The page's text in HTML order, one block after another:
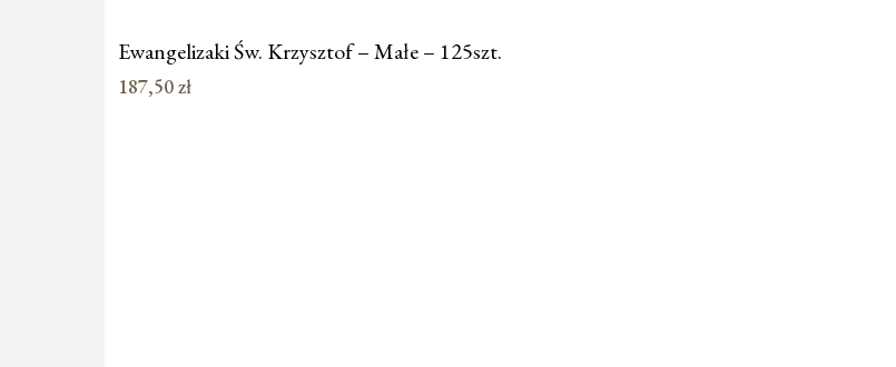
Ewangelizaki Św. Krzysztof – Małe – 125szt.
187,50zł